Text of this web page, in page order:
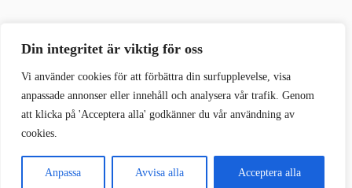
Din integritet är viktig för oss
Vi använder cookies för att förbättra din surfupplevelse, visa
anpassade annonser eller innehåll och analysera vår trafik. Genom
att klicka på 'Acceptera alla' godkänner du vår användning av
cookies.
Anpassa Avvisa alla Acceptera alla
Kontakta mig
Vill du komma i kontakt med mig?